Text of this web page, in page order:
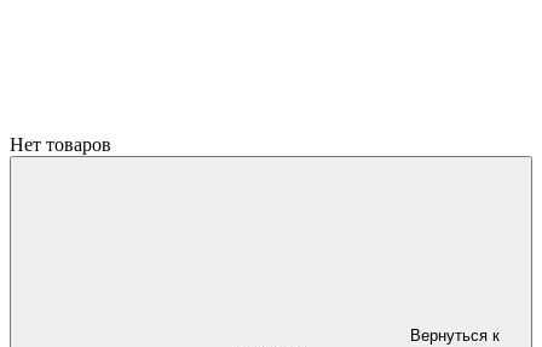
Нет товаров
Вернуться к